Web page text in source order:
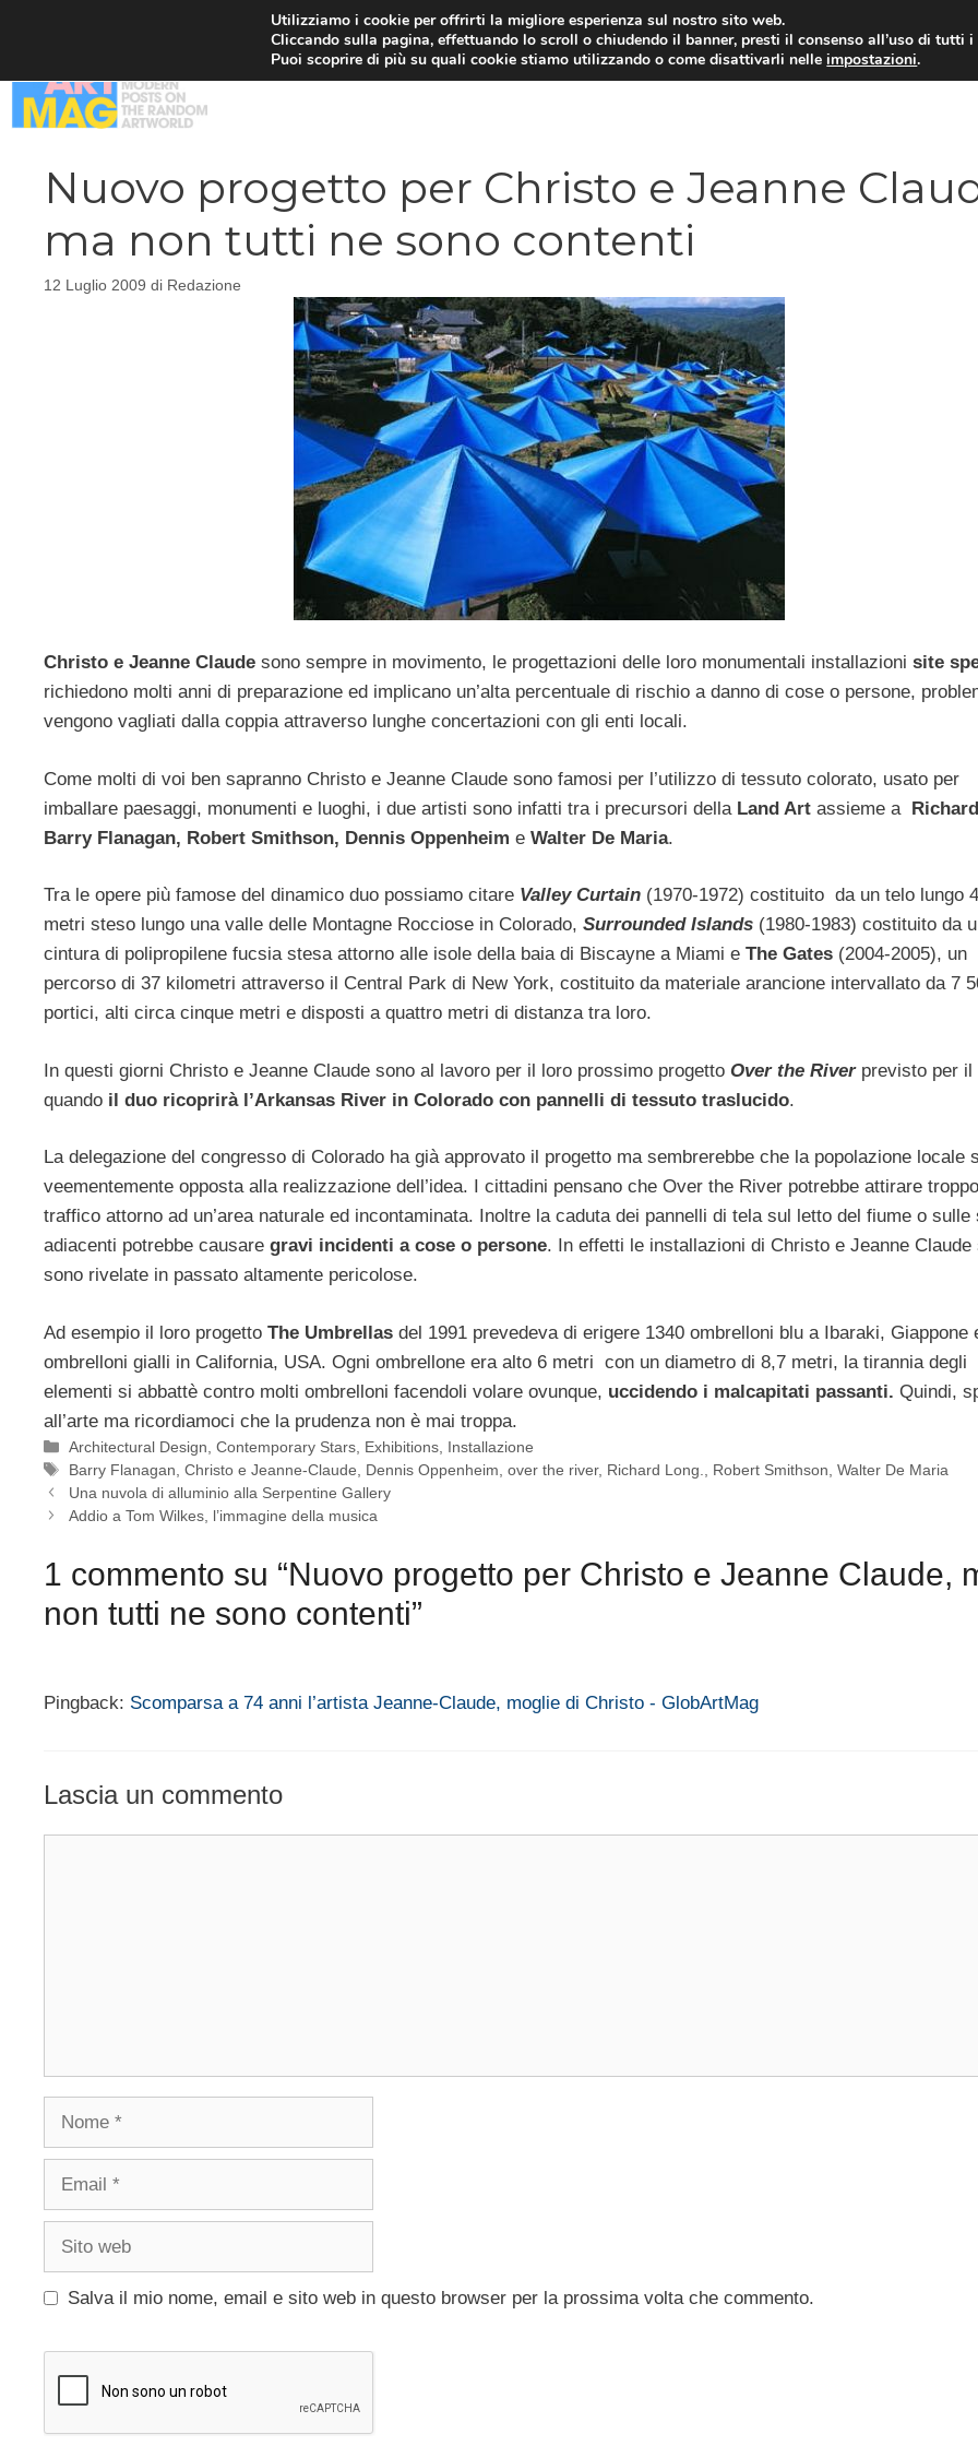
Nuovo progetto per Christo e Jeanne
ma non tutti ne sono contenti
12 Luglio 2009 di Redazione
Christo e Jeanne Claude sono sempre in movimento, le progettazioni delle loro monumentali installazioni site
richiedono molti anni di preparazione ed implicano un’alta percentuale di rischio a danno di cose o persone,
vengono vagliati dalla coppia attraverso lunghe concertazioni con gli enti locali.
Come molti di voi ben sapranno Christo e Jeanne Claude sono famosi per l’utilizzo di tessuto colorato, usato per
imballare paesaggi, monumenti e luoghi, i due artisti sono infatti tra i precursori della Land Art assieme a
Barry Flanagan, Robert Smithson, Dennis Oppenheim e Walter De Maria.
Tra le opere più famose del dinamico duo possiamo citare Valley Curtain (1970-1972) costituito da un telo lungo
metri steso lungo una valle delle Montagne Rocciose in Colorado, Surrounded Islands (1980-1983) costituito da
cintura di polipropilene fucsia stesa attorno alle isole della baia di Biscayne a Miami e The Gates (2004-2005), un
percorso di 37 kilometri attraverso il Central Park di New York, costituito da materiale arancione intervallato da 7
portici, alti circa cinque metri e disposti a quattro metri di distanza tra loro.
In questi giorni Christo e Jeanne Claude sono al lavoro per il loro prossimo progetto Over the Riverprevisto per il
quando il duo ricoprirà l’Arkansas River in Colorado con pannelli di tessuto traslucido.
La delegazione del congresso di Colorado ha già approvato il progetto ma sembrerebbe che la popolazione locale
veementemente opposta alla realizzazione dell’idea. I cittadini pensano che Over the River potrebbe attirare troppo
traffico attorno ad un’area naturale ed incontaminata. Inoltre la caduta dei pannelli di tela sul letto del fiume o sulle
adiacenti potrebbe causare gravi incidenti a cose o persone. In effetti le installazioni di Christo e Jeanne Claude
sono rivelate in passato altamente pericolose.
Ad esempio il loro progetto The Umbrellas del 1991 prevedeva di erigere 1340 ombrelloni blu a Ibaraki, Giappone
ombrelloni gialli in California, USA. Ogni ombrellone era alto 6 metri con un diametro di 8,7 metri, la tirannia degli
elementi si abbattè contro molti ombrelloni facendoli volare ovunque, uccidendo i malcapitati passanti. Quindi,
all’arte ma ricordiamoci che la prudenza non è mai troppa.
Categorie
Architectural Design ,Contemporary Stars Exhibitions Installazione
Tag
Barry Flanagan ,Christo e Jeanne-Claude Dennis Oppenheim ,over the river, Richard Long. Robert Smithson ,Walter De Maria
Una nuvola di alluminio alla Serpentine Gallery
Addio a Tom Wilkes, l’immagine della musica
1 commento su “Nuovo progetto per Christo e Jeanne Claude,
non tutti ne sono contenti”
Pingback: Scomparsa a 74 anni l’artista Jeanne-Claude, moglie di Christo - GlobArtMag
Lascia un commento
Salva il mio nome, email e sito web in questo browser per la prossima volta che commento.
Utilizziamo i cookie per offrirti la migliore esperienza sul nostro sito web.
Cliccando sulla pagina, effettuando lo scroll o chiudendo il banner, presti il consenso all’uso di tutti
Puoi scoprire di più su quali cookie stiamo utilizzando o come disattivarli nelleimpostazioni.